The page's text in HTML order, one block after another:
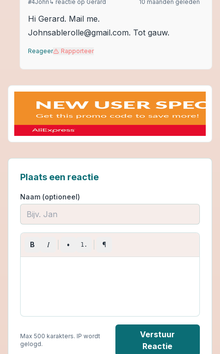
#4John ↳ reactie op Gerard 10 maanden geleden
Hi Gerard. Mail me.
Johnsablerolle@gmail.com. Tot gauw.
Reageer Rapporteer
Plaats een reactie
Naam (optioneel)
B I • 1. ¶
Max 500 karakters. IP wordt
gelogd.
Verstuur
Reactie